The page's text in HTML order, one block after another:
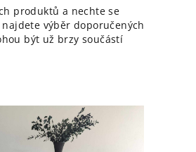
produktů a nechte se
výběr doporučených
být už brzy součástí